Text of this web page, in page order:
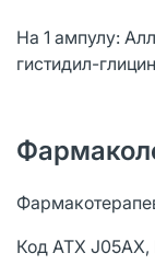
На 1 ампулу:
гистидил-
Код ATX J05AX,